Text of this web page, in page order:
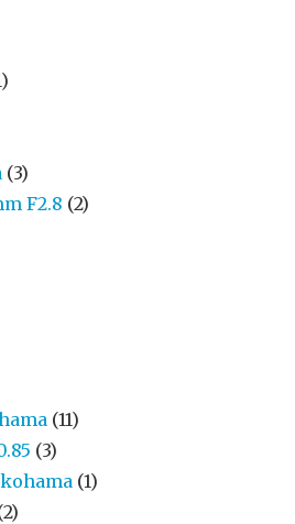
(3)
F2.8 (2)
(11)
(3)
(1)